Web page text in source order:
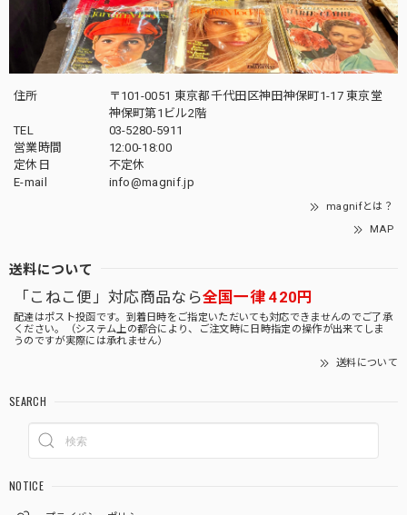
住所
〒101-0051 東京都千代田区神田神保町1-17 東京堂
神保町第1ビル2階
TEL
03-5280-5911
営業時間
12:00-18:00
定休日
不定休
E-mail
info@magnif.jp
magnifとは？
MAP
送料について
「こねこ便」対応商品なら全国一律 420円
配達はポスト投函です。到着日時をご指定いただいても対応できませんのでご了承
ください。（システム上の都合により、ご注文時に日時指定の操作が出来てしま
うのですが実際には承れません）
送料について
SEARCH
NOTICE